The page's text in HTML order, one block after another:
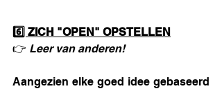
6️⃣ ZICH "OPEN" OPSTELLEN
👉 Leer van anderen!
Aangezien elke goed idee gebaseerd